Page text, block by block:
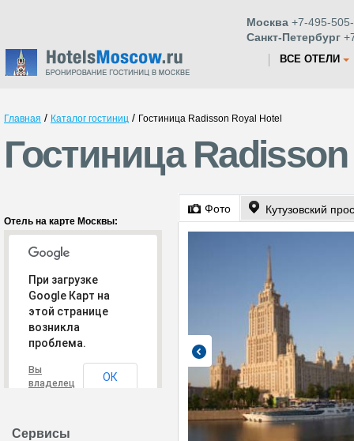
Москва +7-495-
Санкт-Петербург
ВСЕ ОТЕЛИ
Главная / Каталог гостиниц / Гостиница Radisson Royal Hotel
Гостиница
Отель на карте Москвы:
При загрузке
Google Карт на
этой странице
возникла
проблема.
Вы
владелец
ОК
Сервисы
Фото Кутузовский